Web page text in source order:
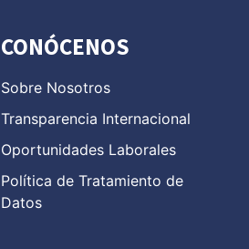
CONÓCENOS
Sobre Nosotros
Transparencia Internacional
Oportunidades Laborales
Política de Tratamiento de
Datos